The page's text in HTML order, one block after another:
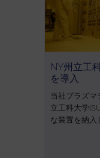
NY州立工
を導入
当社プラズマ
立工科大学
な装置を納入